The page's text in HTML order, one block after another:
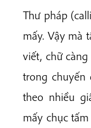
Thư pháp
mấy. Vậy mà
viết, chữ
trong chuyến
theo nhiều
mấy chục